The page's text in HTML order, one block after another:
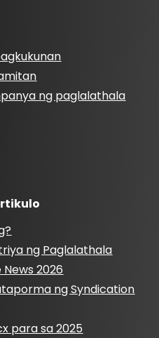
ng paglalathala
ng Paglalathala
2026
ng Syndication
para sa 2025